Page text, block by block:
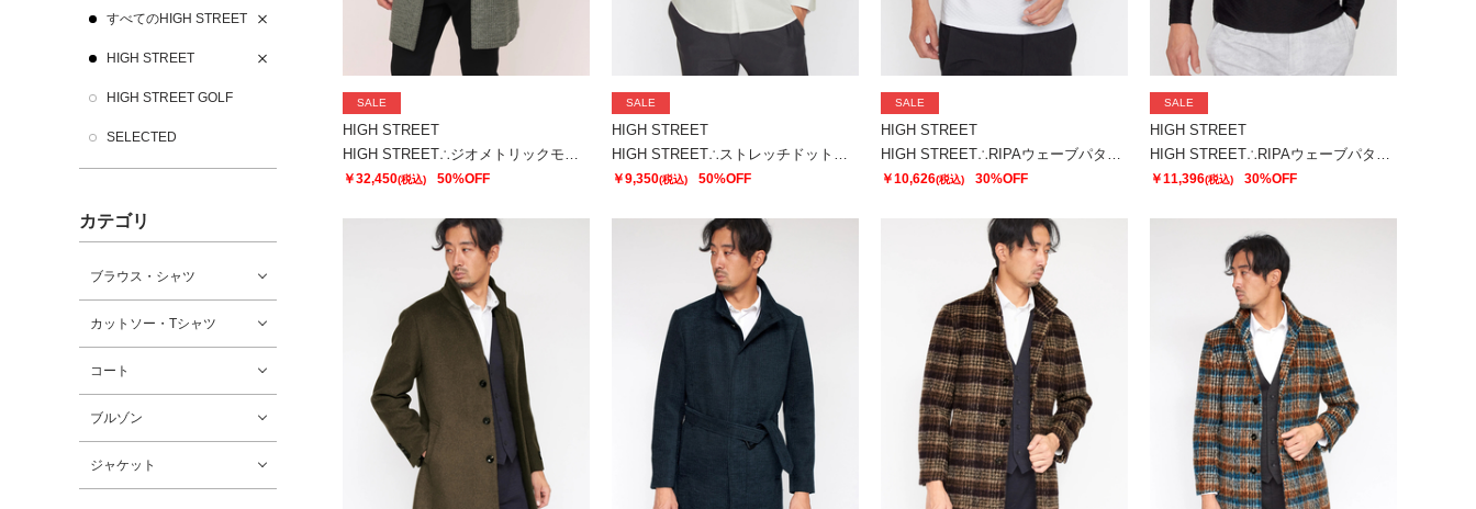
すべてのHIGH STREET
HIGH STREET
HIGH STREET GOLF
SELECTED
カテゴリ
ブラウス・シャツ
カットソー・Tシャツ
コート
ブルゾン
ジャケット
SALE
HIGH STREET
￥32,450(税込) 50%OFF
SALE
HIGH STREET
￥9,350(税込) 50%OFF
SALE
HIGH STREET
￥10,626(税込) 30%OFF
SALE
HIGH STREET
￥11,396(税込) 30%OFF